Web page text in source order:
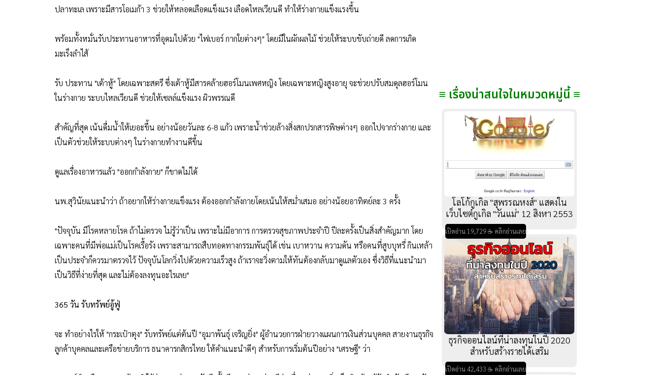
ปลาทะเล เพราะมีสารโอเมก้า 3 ช่วยให้หลอดเลือดแข็งแรง เลือดไหลเวียนดี ทำให้ร่างกายแข็งแรงขึ้น
พร้อมทั้งหมั่นรับประทานอาหารที่อุดมไปด้วย "ไฟเบอร์ กากใยต่างๆ" โดยมีในผักผลไม้ ช่วยให้ระบบขับถ่ายดี ลดการเกิด
มะเร็งลำไส้
รับ ประทาน "เต้าหู้" โดยเฉพาะสตรี ซึ่งเต้าหู้มีสารคล้ายฮอร์โมนเพศหญิง โดยเฉพาะหญิงสูงอายุ จะช่วยปรับสมดุลฮอร์โมน
ในร่างกาย ระบบไหลเวียนดี ช่วยให้เซลล์แข็งแรง ผิวพรรณดี
สำคัญที่สุด เน้นดื่มน้ำให้เยอะขึ้น อย่างน้อยวันละ 6-8 แก้ว เพราะน้ำช่วยล้างสิ่งสกปรกสารพิษต่างๆ ออกไปจากร่างกาย และ
เป็นตัวช่วยให้ระบบต่างๆ ในร่างกายทำงานดีขึ้น
ดูแลเรื่องอาหารแล้ว "ออกกำลังกาย" ก็ขาดไม่ได้
นพ.สุวินัยแนะนำว่า ถ้าอยากให้ร่างกายแข็งแรง ต้องออกกำลังกายโดยเน้นให้สม่ำเสมอ อย่างน้อยอาทิตย์ละ 3 ครั้ง
"ปัจจุบัน มีโรคหลายโรค ถ้าไม่ตรวจ ไม่รู้ว่าเป็น เพราะไม่มีอาการ การตรวจสุขภาพประจำปี ปีละครั้งเป็นสิ่งสำคัญมาก โดย
เฉพาะคนที่มีพ่อแม่เป็นโรคเรื้อรัง เพราะสามารถสืบทอดทางกรรมพันธุ์ได้ เช่น เบาหวาน ความดัน หรือคนที่สูบบุหรี่ กินเหล้า
เป็นประจำก็ควรมาตรวจไว้ ปัจจุบันโลกวิ่งไปด้วยความเร็วสูง ถ้าเราจะวิ่งตามให้ทันต้องกลับมาดูแลตัวเอง ซึ่งวิธีที่แนะนำมา
เป็นวิธีที่ง่ายที่สุด และไม่ต้องลงทุนอะไรเลย"
365 วัน รับทรัพย์อู้ฟู่
จะ ทำอย่างไรให้ "กระเป๋าตุง" รับทรัพย์แต่ต้นปี "อุมาพันธุ์ เจริญยิ่ง" ผู้อำนวยการฝ่ายวางแผนการเงินส่วนบุคคล สายงานธุรกิจ
ลูกค้าบุคคลและเครือข่ายบริการ ธนาคารกสิกรไทย ให้คำแนะนำดีๆ สำหรับการเริ่มต้นปีอย่าง "เศรษฐี" ว่า
≡ เรื่องน่าสนใจในหมวดหมู่นี้ ≡
โลโก้กูเกิล "สุพรรณหงส์" แสดงใน
เว็บไซต์กูเกิล "วันแม่" 12 สิงหา 2553
เปิดอ่าน 19,729 ☕ คลิกอ่านเลย
ธุรกิจออนไลน์ที่น่าลงทุนในปี 2020
สำหรับสร้างรายได้เสริม
เปิดอ่าน 42,433 ☕ คลิกอ่านเลย